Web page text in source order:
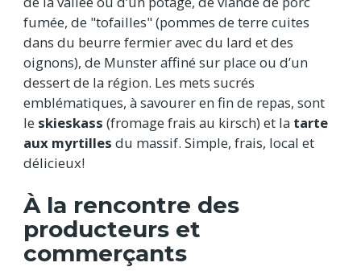
fumée, de "tofailles" (pommes de terre cuites
dans du beurre fermier avec du lard et des
oignons), de Munster affiné sur place ou d’un
dessert de la région. Les mets sucrés
emblématiques, à savourer en fin de repas, sont
le skieskass (fromage frais au kirsch) et la tarte
aux myrtilles du massif. Simple, frais, local et
délicieux!
À la rencontre des
producteurs et
commerçants